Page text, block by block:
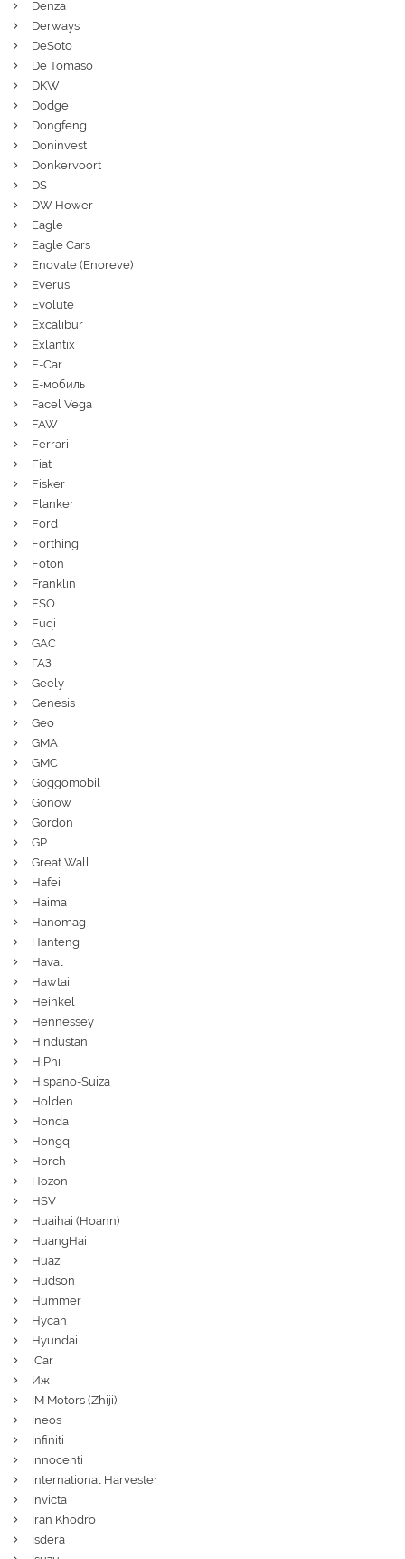
Denza
Derways
DeSoto
De Tomaso
DKW
Dodge
Dongfeng
Doninvest
Donkervoort
DS
DW Hower
Eagle
Eagle Cars
Enovate (Enoreve)
Everus
Evolute
Excalibur
Exlantix
E-Car
Ё-мобиль
Facel Vega
FAW
Ferrari
Fiat
Fisker
Flanker
Ford
Forthing
Foton
Franklin
FSO
Fuqi
GAC
ГАЗ
Geely
Genesis
Geo
GMA
GMC
Goggomobil
Gonow
Gordon
GP
Great Wall
Hafei
Haima
Hanomag
Hanteng
Haval
Hawtai
Heinkel
Hennessey
Hindustan
HiPhi
Hispano-Suiza
Holden
Honda
Hongqi
Horch
Hozon
HSV
Huaihai (Hoann)
HuangHai
Huazi
Hudson
Hummer
Hycan
Hyundai
iCar
Иж
IM Motors (Zhiji)
Ineos
Infiniti
Innocenti
International Harvester
Invicta
Iran Khodro
Isdera